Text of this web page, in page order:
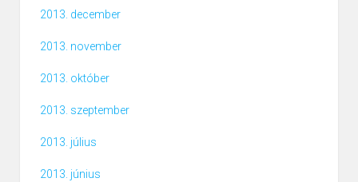
2013. december
2013. november
2013. október
2013. szeptember
2013. július
2013. június